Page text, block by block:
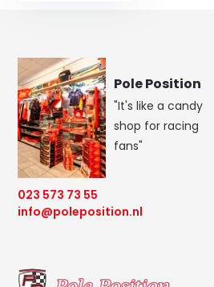
Pole Position
"It's like a candy
shop for racing
fans"
023 573 73 55
info@poleposition.nl